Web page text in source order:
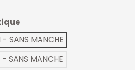
- SANS MANCHE
SANS MANCHE